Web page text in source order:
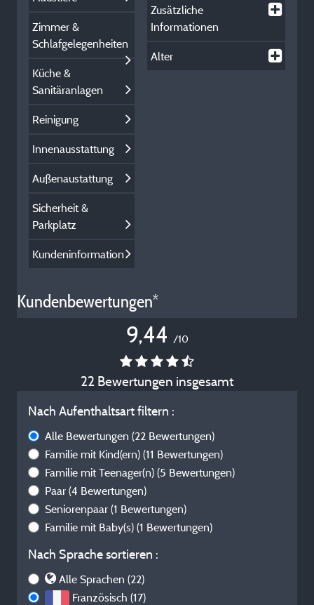
Zimmer &
Schlafgelegenheiten
Küche &
Sanitäranlagen
Reinigung
Innenausstattung
Außenaustattung
Sicherheit &
Parkplatz
Kundeninformation
Zusätzliche
Informationen
Alter
Kundenbewertungen*
9,44 /10
22 Bewertungen insgesamt
Nach Aufenthaltsart filtern :
Alle Bewertungen (22 Bewertungen)
Familie mit Kind(ern) (11 Bewertungen)
Familie mit Teenager(n) (5 Bewertungen)
Paar (4 Bewertungen)
Seniorenpaar (1 Bewertungen)
Familie mit Baby(s) (1 Bewertungen)
Nach Sprache sortieren :
Alle Sprachen (22)
Französisch (17)